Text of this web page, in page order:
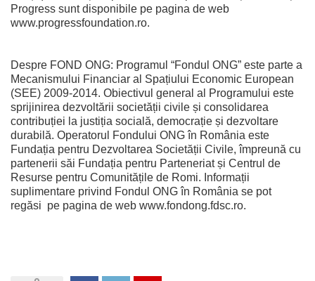
Progress sunt disponibile pe pagina de web
www.progressfoundation.ro.
Despre FOND ONG: Programul “Fondul ONG” este parte a
Mecanismului Financiar al Spațiului Economic European
(SEE) 2009-2014. Obiectivul general al Programului este
sprijinirea dezvoltării societății civile și consolidarea
contribuției la justiția socială, democrație și dezvoltare
durabilă. Operatorul Fondului ONG în România este
Fundația pentru Dezvoltarea Societății Civile, împreună cu
partenerii săi Fundația pentru Parteneriat și Centrul de
Resurse pentru Comunitățile de Romi. Informații
suplimentare privind Fondul ONG în România se pot
regăsi pe pagina de web www.fondong.fdsc.ro.